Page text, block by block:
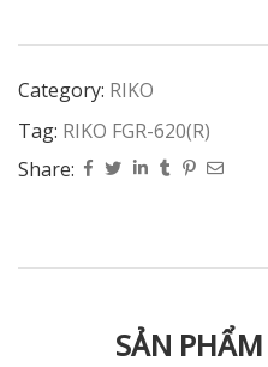
Category: RIKO
Tag: RIKO FGR-620(R)
Share:
SẢN